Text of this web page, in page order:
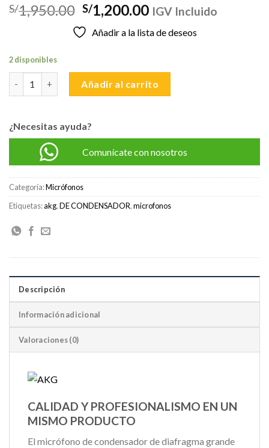
S/1,950.00 El
precio
original
S/1,200.00El
actual
IGV Incluido
Añadir a la lista de deseos
2 disponibles
Añadir al carrito
¿Necesitas ayuda?
Comunícate con nosotros
Categoría:Micrófonos
Etiquetas:akg,DE CONDENSADOR,microfonos
Descripción
Información adicional
Valoraciones (0)
CALIDAD Y PROFESIONALISMO EN UN
MISMO PRODUCTO
El micrófono de condensador de diafragma grande